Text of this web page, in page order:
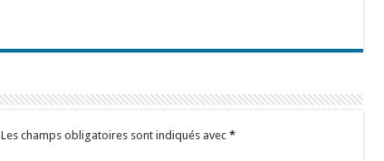
Les champs obligatoires sont indiqués avec *